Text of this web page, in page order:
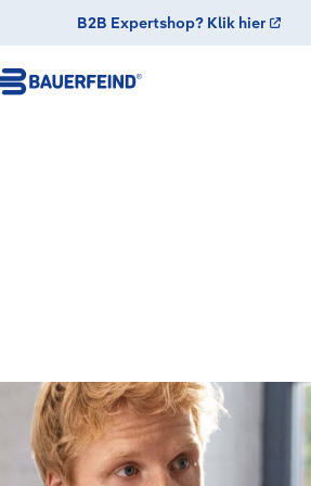
B2B Expertshop? Klik hier